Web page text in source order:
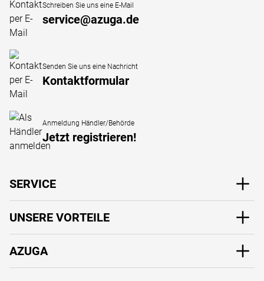
Schreiben Sie uns eine E-Mail
service@azuga.de
Senden Sie uns eine Nachricht
Kontaktformular
Anmeldung Händler/Behörde
Jetzt registrieren!
SERVICE
UNSERE VORTEILE
AZUGA